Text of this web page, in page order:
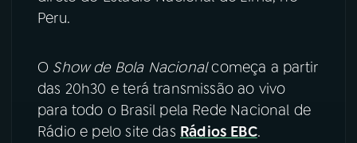
Instagram X
TikTok
Peru.
O Show de Bola Nacionalcomeça a partir
das 20h30 e terá transmissão ao vivo
para todo o Brasil pela Rede Nacional de
Rádio e pelo site das Rádios EBC.